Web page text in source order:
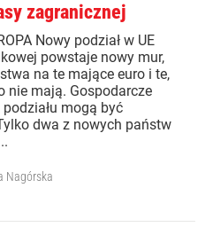
zagranicznej
Nowy podział w UE
powstaje nowy mur,
na te mające euro i te,
nie mają. Gospodarcze
mogą być
dwa z nowych państw
Nagórska